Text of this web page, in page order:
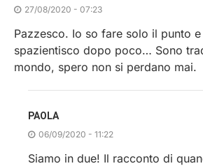
27/08/2020 - 07:23
Pazzesco. Io so fare solo il punto
spazientisco dopo poco… Sono
mondo, spero non si perdano mai.
PAOLA
06/09/2020 - 11:22
Siamo in due! Il racconto di